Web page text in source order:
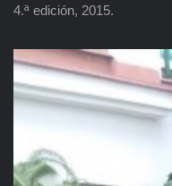
4.ª edición, 2015.